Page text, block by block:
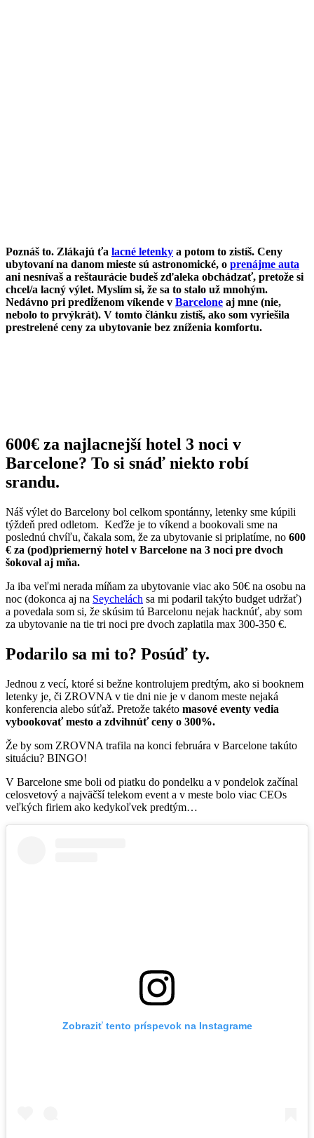
Poznáš to. Zlákajú ťa lacné letenky a potom to zistíš. Ceny
ubytovaní na danom mieste sú astronomické, o prenájme auta
ani nesnívaš a reštaurácie budeš zďaleka obchádzať, pretože si
chcel/a lacný výlet. Myslím si, že sa to stalo už mnohým.
Nedávno pri predĺženom víkende v Barcelone aj mne (nie,
nebolo to prvýkrát). V tomto článku zistíš, ako som vyriešila
prestrelené ceny za ubytovanie bez zníženia komfortu.
600€ za najlacnejší hotel 3 noci v
Barcelone? To si snáď niekto robí
srandu.
Náš výlet do Barcelony bol celkom spontánny, letenky sme kúpili
týždeň pred odletom. Keďže je to víkend a bookovali sme na
poslednú chvíľu, čakala som, že za ubytovanie si priplatíme, no 600
€ za (pod)priemerný hotel v Barcelone na 3 noci pre dvoch
šokoval aj mňa.
Ja iba veľmi nerada míňam za ubytovanie viac ako 50€ na osobu na
noc (dokonca aj na Seychelách sa mi podaril takýto budget udržať)
a povedala som si, že skúsim tú Barcelonu nejak hacknúť, aby som
za ubytovanie na tie tri noci pre dvoch zaplatila max 300-350 €.
Podarilo sa mi to? Posúď ty.
Jednou z vecí, ktoré si bežne kontrolujem predtým, ako si booknem
letenky je, či ZROVNA v tie dni nie je v danom meste nejaká
konferencia alebo súťaž. Pretože takéto masové eventy vedia
vybookovať mesto a zdvihnúť ceny o 300%.
Že by som ZROVNA trafila na konci februára v Barcelone takúto
situáciu? BINGO!
V Barcelone sme boli od piatku do pondelku a v pondelok začínal
celosvetový a najväčší telekom event a v meste bolo viac CEOs
veľkých firiem ako kedykoľvek predtým…
Zobraziť tento príspevok na Instagrame